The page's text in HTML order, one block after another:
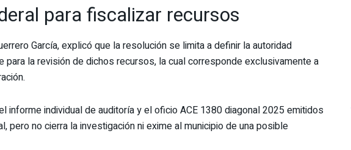
para fiscalizar recursos
García, explicó que la resolución se limita a definir la autoridad
la revisión de dichos recursos, la cual corresponde exclusivamente a
informe individual de auditoría y el oficio ACE 1380 diagonal 2025 emitidos
pero no cierra la investigación ni exime al municipio de una posible